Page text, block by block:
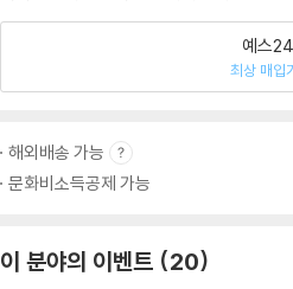
예스
최상 매
해외배송 가능
문화비소득공제 가능
이 분야의 이벤트 20